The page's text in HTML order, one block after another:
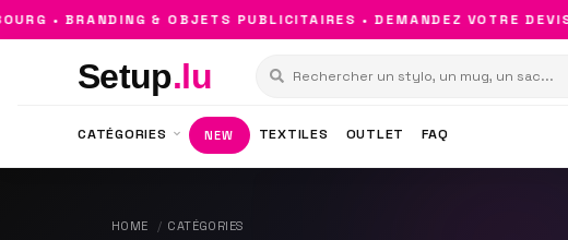
• BRANDING & OBJETS PUBLICITAIRES • DEMANDEZ VOTRE DEVIS •
Setup.lu
CATÉGORIES NEW TEXTILES OUTLET FAQ
HOME CATÉGORIES